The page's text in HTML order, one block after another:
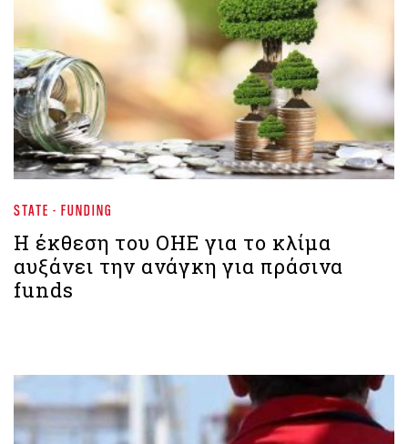
STATE - FUNDING
Η έκθεση του ΟΗΕ για το κλίμα
αυξάνει την ανάγκη για πράσινα
funds